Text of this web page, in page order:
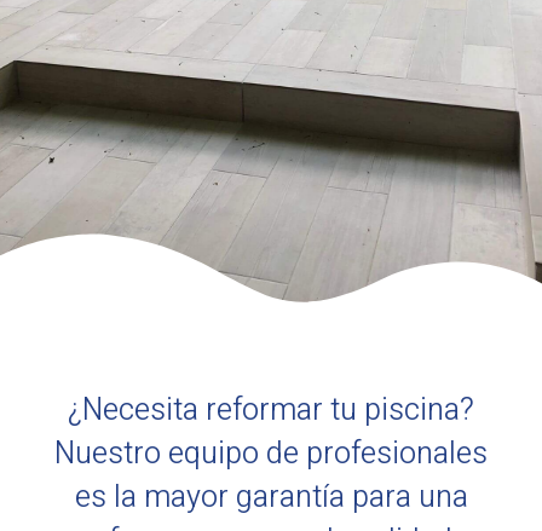
¿Necesita reformar tu piscina?
Nuestro equipo de profesionales
es la mayor garantía para una